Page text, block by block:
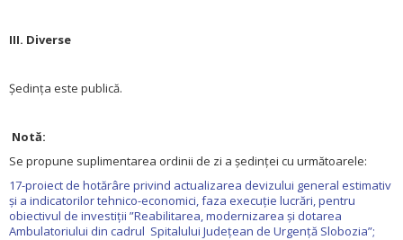
III. Diverse
Ședința este publică.
Notă:
Se propune suplimentarea ordinii de zi a ședinței cu următoarele:
17-proiect de hotărâre privind actualizarea devizului general estimativ
și a indicatorilor tehnico-economici, faza execuție lucrări, pentru
obiectivul de investiții ”Reabilitarea, modernizarea și dotarea
Ambulatoriului din cadrul Spitalului Județean de Urgență Slobozia”;